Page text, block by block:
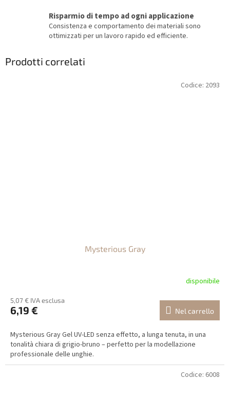
Risparmio di tempo ad ogni applicazione
Consistenza e comportamento dei materiali sono
ottimizzati per un lavoro rapido ed efficiente.
Prodotti correlati
Mysterious Gray
disponibile
5,07 € IVA esclusa
6,19 € Nel carrello
Mysterious Gray Gel UV-LED senza effetto, a lunga tenuta, in una
tonalità chiara di grigio-bruno – perfetto per la modellazione
professionale delle unghie.
Codice: 2093
Codice: 6008